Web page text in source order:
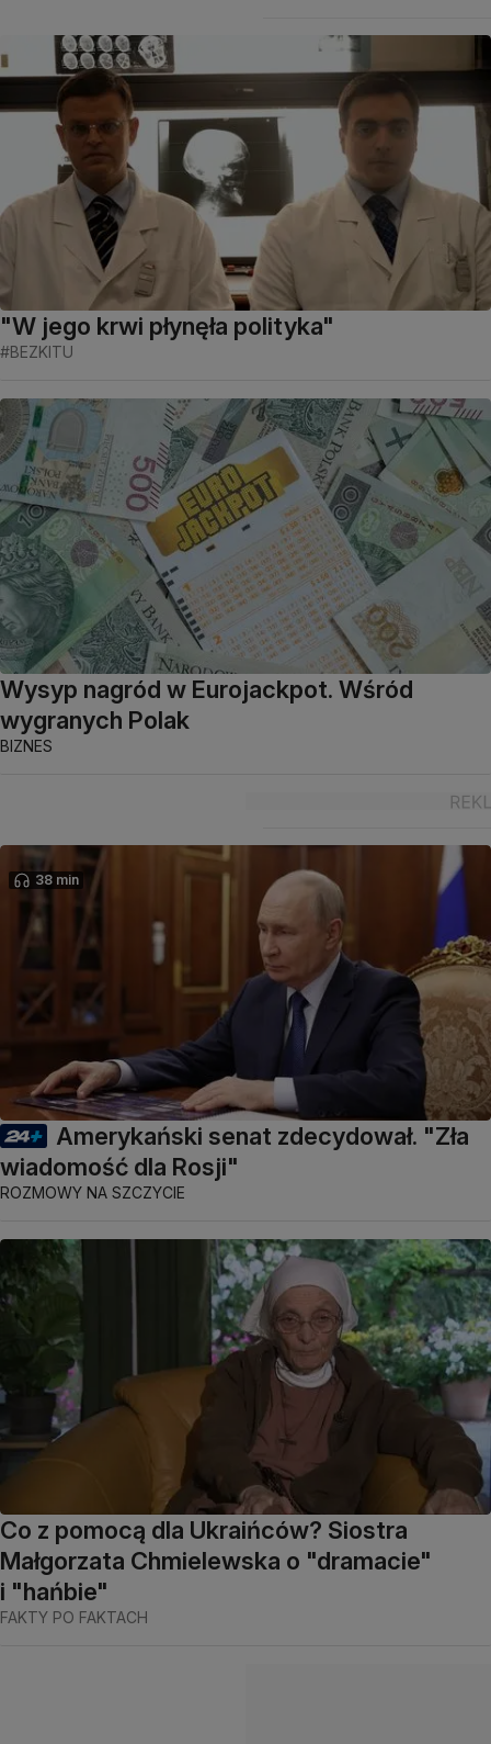
"W jego krwi płynęła polityka"
#BEZKITU
Wysyp nagród w Eurojackpot. Wśród
wygranych Polak
BIZNES
38 min
Amerykański senat zdecydował. "Zła
wiadomość dla Rosji"
ROZMOWY NA SZCZYCIE
Co z pomocą dla Ukraińców? Siostra
Małgorzata Chmielewska o "dramacie"
i "hańbie"
FAKTY PO FAKTACH